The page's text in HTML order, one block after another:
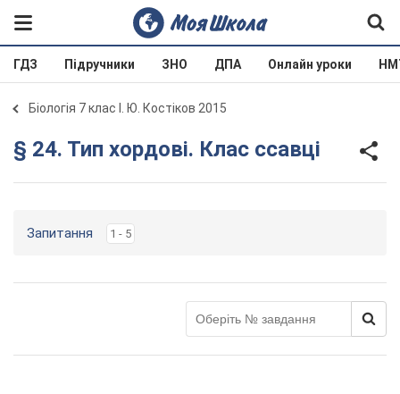
ГДЗ Підручники ЗНО ДПА Онлайн уроки
Біологія 7 клас І. Ю. Костіков 2015
§ 24. Тип хордові. Клас ссавці
Запитання 1 - 5